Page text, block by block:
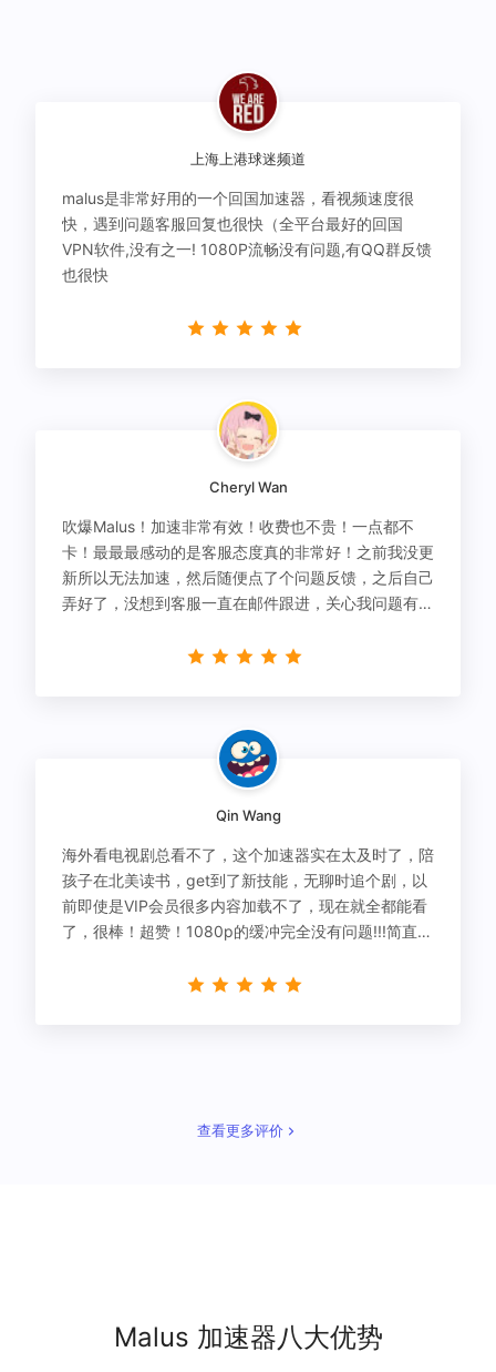
上海上港球迷频道
malus是非常好用的一个回国加速器，看视频速度很
快，遇到问题客服回复也很快（全平台最好的回国
VPN软件,没有之一! 1080P流畅没有问题,有QQ群反馈
也很快
Cheryl Wan
吹爆Malus！加速非常有效！收费也不贵！一点都不
卡！最最最感动的是客服态度真的非常好！之前我没更
新所以无法加速，然后随便点了个问题反馈，之后自己
弄好了，没想到客服一直在邮件跟进，关心我问题有没
Qin Wang
海外看电视剧总看不了，这个加速器实在太及时了，陪
孩子在北美读书，get到了新技能，无聊时追个剧，以
前即使是VIP会员很多内容加载不了，现在就全都能看
了，很棒！超赞！1080p的缓冲完全没有问题!!!简直救
查看更多评价
Malus 加速器八大优势